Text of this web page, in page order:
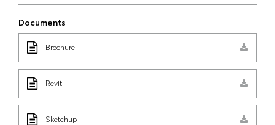
Documents
Brochure
Revit
Sketchup